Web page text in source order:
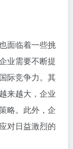
面临着一些挑
业需要不断提
际竞争力。其
来越大，企业
略。此外，企
对日益激烈的